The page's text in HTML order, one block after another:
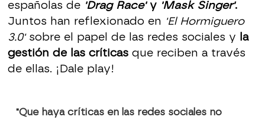
españolas de'Drag Race'y 'Mask Singer'.
Juntos han reflexionado en 'El Hormiguero
3.0' sobre el papel de las redes sociales y la
gestión de las críticasque reciben a través
de ellas. ¡Dale play!
"Que haya críticas en las redes sociales no